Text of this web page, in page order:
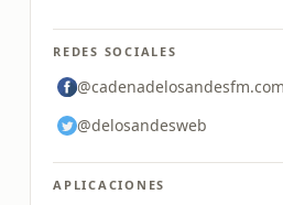
REDES SOCIALES
@delosandesweb
APLICACIONES